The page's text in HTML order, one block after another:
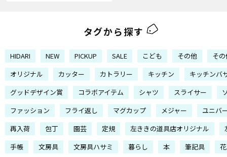
タグから探す
HIDARI NEW PICKUP SALE こども その他
そ
オリジナル
カッター カトラリー キッチン
キッチンバ
グッドデザイン賞
コラボアイテム シャツ スライサー
ファッション
フライ返し マグカップ メジャー
ユニバ
再入荷
包丁 園芸 定規 左ききの道具店オリジナル
手帳
文房具 文房具ハサミ 暮らし 本 筆記具